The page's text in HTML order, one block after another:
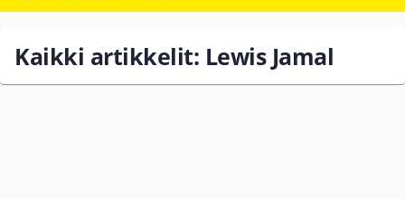
Kaikki artikkelit: Lewis Jamal